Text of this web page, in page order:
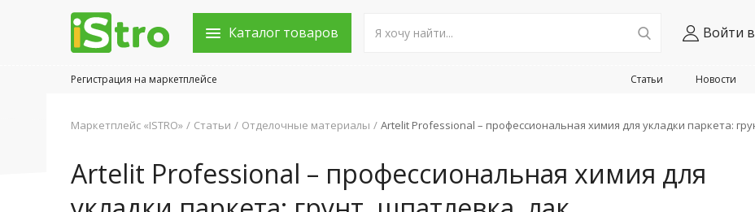
Каталог товаров Войти
Новости
Статьи
Регистрация на маркетплейсе
Маркетплейс «ISTRO» Статьи Отделочные материалы Artelit Professional – профессиональная химия для укладки паркета:
Artelit Professional – профессиональная химия для